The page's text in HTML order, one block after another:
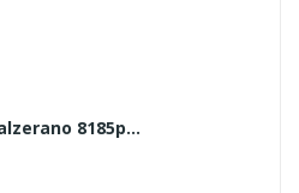
8185p...